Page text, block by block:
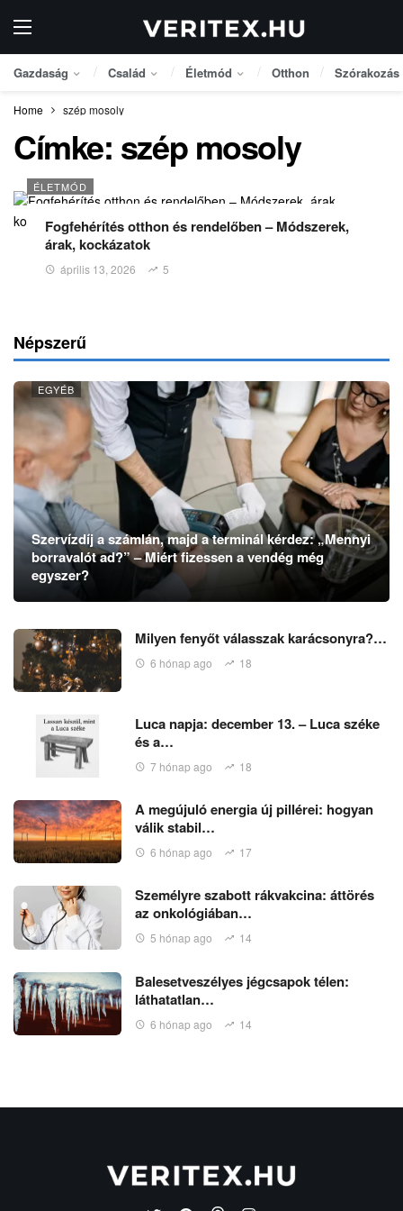
Gazdaság Család Életmód Otthon Szórakozás
Home szép mosoly
Címke: szép mosoly
ÉLETMÓD
Fogfehérítés otthon és rendelőben – Módszerek,
árak, kockázatok
április 13, 2026 5
Népszerű
EGYÉB
Szervízdíj a számlán, majd a terminál kérdez: „Mennyi
borravalót ad?” – Miért fizessen a vendég még
egyszer?
Milyen fenyőt válasszak karácsonyra?…
6 hónap ago 18
Luca napja: december 13. – Luca széke
és a…
7 hónap ago 18
A megújuló energia új pillérei: hogyan
válik stabil…
6 hónap ago 17
Személyre szabott rákvakcina: áttörés
az onkológiában…
5 hónap ago 14
Balesetveszélyes jégcsapok télen:
láthatatlan…
6 hónap ago 14